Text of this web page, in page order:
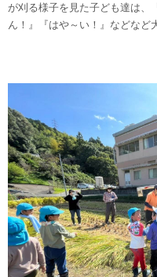
が刈る様子を見た子ども達は、
ん！』『はや～い！』などなど